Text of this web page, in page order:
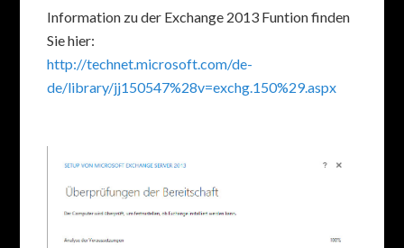
Information zu der Exchange 2013 Funtion finden
Sie hier:
http://technet.microsoft.com/de-
de/library/jj150547%28v=exchg.150%29.aspx